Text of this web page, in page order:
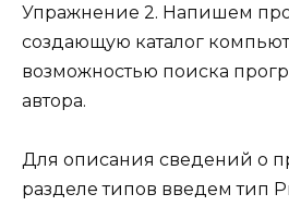
Упражнение 2. Напишем
создающую каталог
возможностью поиска
автора.
Для описания сведений о
разделе типов введем тип